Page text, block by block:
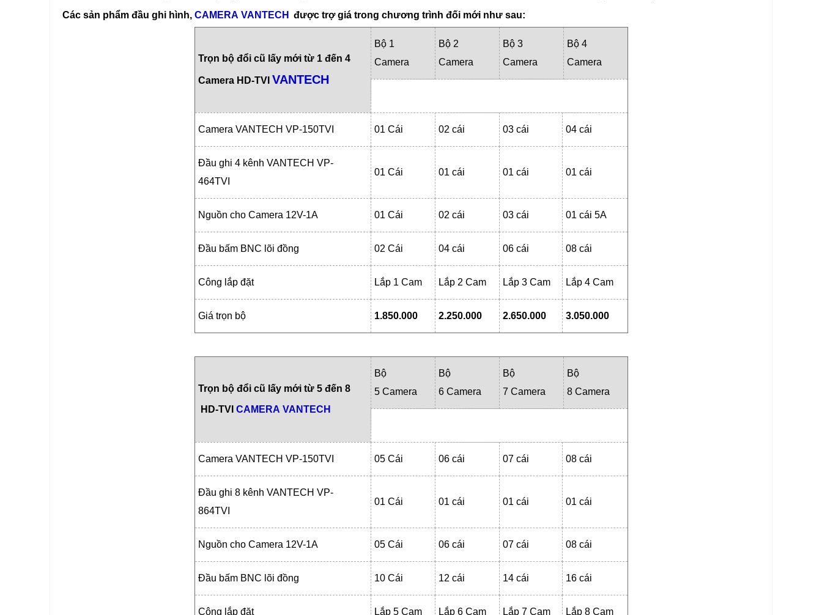
Các sản phẩm đầu ghi hình, CAMERA VANTECH được trợ giá trong chương trình đối mới như sau:
Trọn bộ đổi cũ lấy mới từ 1 đến 4
Camera HD-TVI VANTECH
Bộ 1
Camera
Bộ 2
Camera
Bộ 3
Camera
Bộ 4
Camera
Camera VANTECH VP-150TVI 01 Cái 02 cái 03 cái 04 cái
Đầu ghi 4 kênh VANTECH VP-
464TVI
01 Cái 01 cái 01 cái 01 cái
Nguồn cho Camera 12V-1A 01 Cái 02 cái 03 cái 01 cái 5A
Đầu bấm BNC lõi đồng 02 Cái 04 cái 06 cái 08 cái
Công lắp đặt Lắp 1 Cam Lắp 2 Cam Lắp 3 Cam Lắp 4 Cam
Giá trọn bộ 1.850.000 2.250.000 2.650.000 3.050.000
Trọn bộ đổi cũ lấy mới từ 5 đến 8
HD-TVI CAMERA VANTECH
Bộ
5 Camera
Bộ
6 Camera
Bộ
7 Camera
Bộ
8 Camera
Camera VANTECH VP-150TVI 05 Cái 06 cái 07 cái 08 cái
Đầu ghi 8 kênh VANTECH VP-
864TVI
01 Cái 01 cái 01 cái 01 cái
Nguồn cho Camera 12V-1A 05 Cái 06 cái 07 cái 08 cái
Đầu bấm BNC lõi đồng 10 Cái 12 cái 14 cái 16 cái
Công lắp đặt Lắp 5 Cam Lắp 6 Cam Lắp 7 Cam Lắp 8 Cam